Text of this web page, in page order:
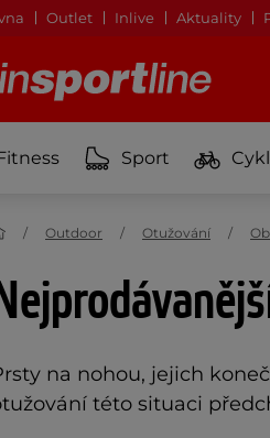
Outlet Inlive Aktuality
Sport
na nohou, jejich
této situaci
Outdoor Otužování